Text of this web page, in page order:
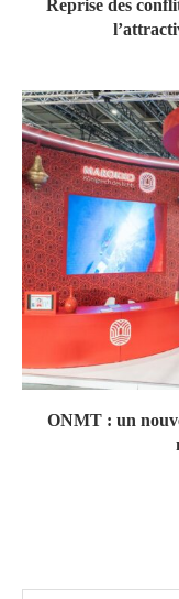
Reprise des
ONMT : un